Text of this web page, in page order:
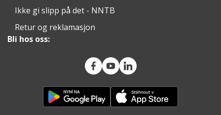
Ikke gi slipp på det - NNTB
Retur og reklamasjon
Bli hos oss: